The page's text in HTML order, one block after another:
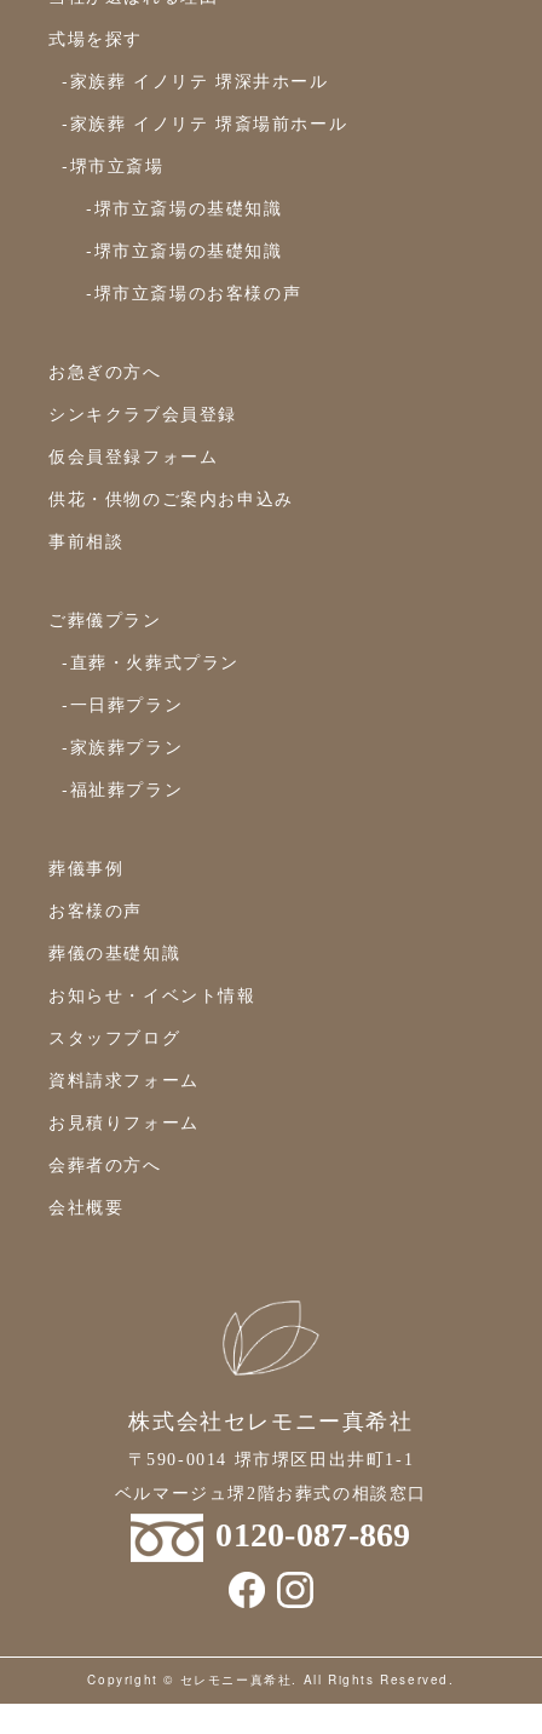
式場を探す
-家族葬 イノリテ 堺深井ホール
-家族葬 イノリテ 堺斎場前ホール
-堺市立斎場
-堺市立斎場の基礎知識
-堺市立斎場の基礎知識
-堺市立斎場のお客様の声
お急ぎの方へ
シンキクラブ会員登録
仮会員登録フォーム
供花・供物のご案内お申込み
事前相談
ご葬儀プラン
-直葬・火葬式プラン
-一日葬プラン
-家族葬プラン
-福祉葬プラン
葬儀事例
お客様の声
葬儀の基礎知識
お知らせ・イベント情報
スタッフブログ
資料請求フォーム
お見積りフォーム
会葬者の方へ
会社概要
株式会社セレモニー真希社
〒590-0014 堺市堺区田出井町1-1
ベルマージュ堺2階お葬式の相談窓口
0120-087-869
Copyright © セレモニー真希社. All Rights Reserved.